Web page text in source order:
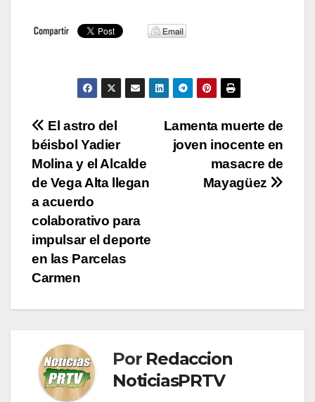
Navegación
de
entradas
Lamenta muerte de
joven inocente en
masacre de
Mayagüez
El astro del
béisbol Yadier
Molina y el Alcalde
de Vega Alta llegan
a acuerdo
colaborativo para
impulsar el deporte
en las Parcelas
Carmen
Por Redaccion
NoticiasPRTV